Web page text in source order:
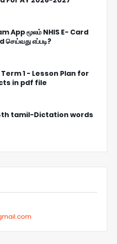
App மூலம் NHIS E- Card
எப்படி?
1 - Lesson Plan for
in pdf file
tamil-Dictation words